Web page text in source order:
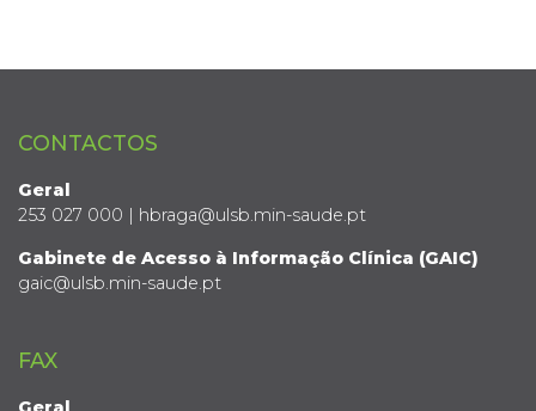
CONTACTOS
Geral
253 027 000 | hbraga@ulsb.min-saude.pt
Gabinete de Acesso à Informação Clínica (GAIC)
gaic@ulsb.min-saude.pt
FAX